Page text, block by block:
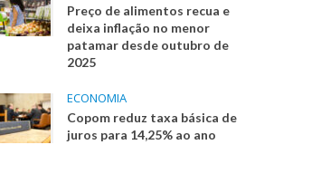
Preço de alimentos recua e
deixa inflação no menor
patamar desde outubro de
2025
ECONOMIA
Copom reduz taxa básica de
juros para 14,25% ao ano